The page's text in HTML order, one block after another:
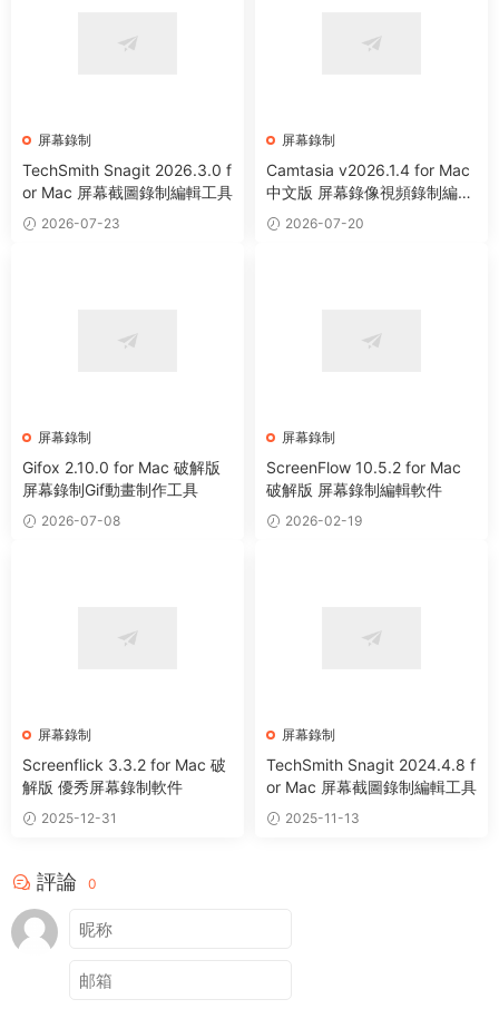
屏幕錄制
TechSmith Snagit 2026.3.0 f
or Mac 屏幕截圖錄制編輯工具
2026-07-23
屏幕錄制
Camtasia v2026.1.4 for Mac
中文版 屏幕錄像視頻錄制編輯
軟件2026-07-20
屏幕錄制
Gifox 2.10.0 for Mac 破解版
屏幕錄制Gif動畫制作工具
2026-07-08
屏幕錄制
ScreenFlow 10.5.2 for Mac
破解版 屏幕錄制編輯軟件
2026-02-19
屏幕錄制
Screenflick 3.3.2 for Mac 破
解版 優秀屏幕錄制軟件
2025-12-31
屏幕錄制
TechSmith Snagit 2024.4.8 f
or Mac 屏幕截圖錄制編輯工具
2025-11-13
評論 0